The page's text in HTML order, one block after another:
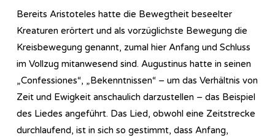
Bereits Aristoteles hatte die Bewegtheit beseelter
Kreaturen erörtert und als vorzüglichste Bewegung die
Kreisbewegung genannt, zumal hier Anfang und Schluss
im Vollzug mitanwesend sind. Augustinus hatte in seinen
„Confessiones“, „Bekenntnissen“ – um das Verhältnis von
Zeit und Ewigkeit anschaulich darzustellen – das Beispiel
des Liedes angeführt. Das Lied, obwohl eine Zeitstrecke
durchlaufend, ist in sich so gestimmt, dass Anfang,